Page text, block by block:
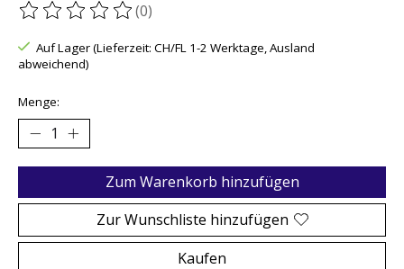
Die Bewertung dieses Produkts ist
(0)
Auf Lager (Lieferzeit: CH/FL 1-2 Werktage, Ausland
abweichend)
Menge:
Zum Warenkorb hinzufügen
Zur Wunschliste hinzufügen
Kaufen